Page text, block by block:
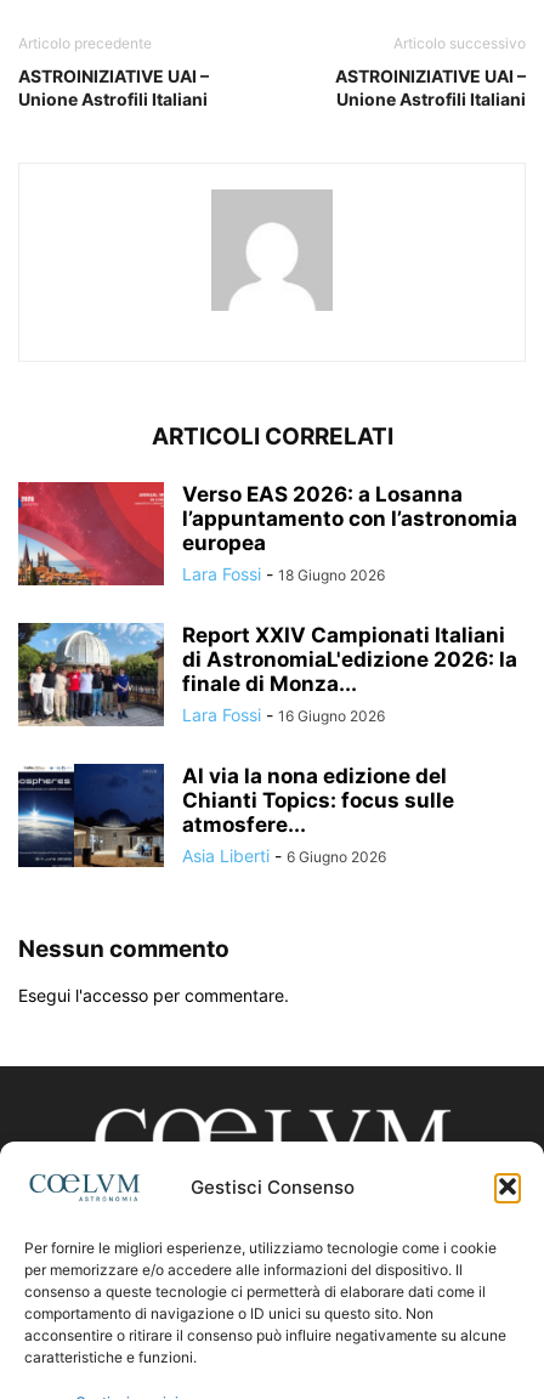
Gestisci Consenso
Per fornire le migliori esperienze, utilizziamo tecnologie come i cookie
per memorizzare e/o accedere alle informazioni del dispositivo. Il
consenso a queste tecnologie ci permetterà di elaborare dati come il
comportamento di navigazione o ID unici su questo sito. Non
acconsentire o ritirare il consenso può influire negativamente su alcune
caratteristiche e funzioni.
Articolo precedente
ASTROINIZIATIVE UAI –
Unione Astrofili Italiani
Articolo successivo
ASTROINIZIATIVE UAI –
Unione Astrofili Italiani
ARTICOLI CORRELATI
Verso EAS 2026: a Losanna
l’appuntamento con l’astronomia
europea
Lara Fossi - 18 Giugno 2026
Report XXIV Campionati Italiani
di AstronomiaL'edizione 2026: la
finale di Monza...
Lara Fossi - 16 Giugno 2026
Al via la nona edizione del
Chianti Topics: focus sulle
atmosfere...
Asia Liberti - 6 Giugno 2026
Nessun commento
Esegui l'accesso per commentare.
CHI SIAMO
Contattaci:coelumastro@coelum.com